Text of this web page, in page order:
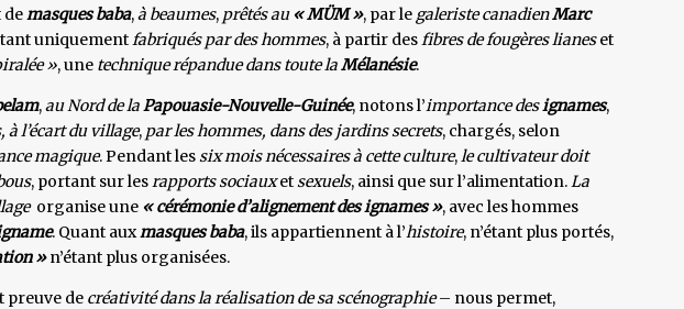
demasques baba,à beaumes, prêtés au « MÜM », par le galeriste canadienMarc
uniquementfabriqués par des hommes, à partir desfibres de fougères lianeset
», une technique répandue dans toute laMélanésie.
,au Nord de laPapouasie-Nouvelle-Guinée, notons l’importance designames,
à l’écart du village, par les hommes, dans des jardins secrets, chargés, selon
magique. Pendant lessix mois nécessaires à cette culture,le cultivateur doit
, portant sur lesrapports sociauxetsexuels, ainsi que sur l’alimentation.La
organise une « cérémonie d’alignement des ignames », avec les hommes
. Quant auxmasques baba, ils appartiennent à l’histoire, n’étant plus portés,
»n’étant plus organisées.
preuve de créativité dans la réalisation de sa scénographie– nous permet,